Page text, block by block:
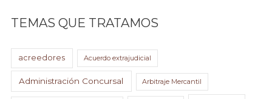
TEMAS QUE TRATAMOS
acreedores Acuerdo extrajudicial
Administración Concursal Arbitraje Mercantil